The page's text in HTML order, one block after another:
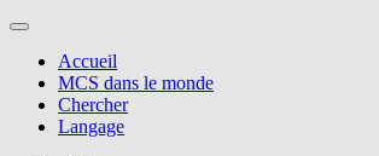
Accueil
MCS dans le monde
Chercher
Langage